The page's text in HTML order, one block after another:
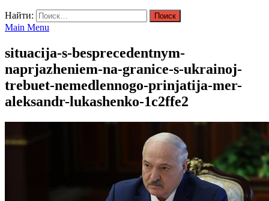
Найти:
Main Menu
situacija-s-besprecedentnym-
naprjazheniem-na-granice-s-ukrainoj-
trebuet-nemedlennogo-prinjatija-mer-
aleksandr-lukashenko-1c2ffe2